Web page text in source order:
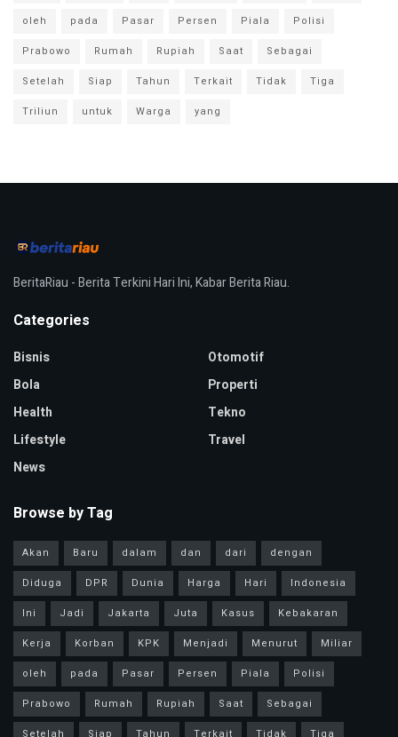
oleh
pada Pasar Persen Piala
Polisi
Prabowo
Rumah Rupiah Saat
Sebagai
Setelah
Siap Tahun Terkait Tidak
Tiga
Triliun
untuk Warga yang
BeritaRiau - Berita Terkini Hari Ini, Kabar Berita Riau.
Categories
Bisnis
Bola
Health
Lifestyle
News
Otomotif
Properti
Tekno
Travel
Browse by Tag
Akan Baru dalam dan dari
dengan
Diduga
DPR Dunia Harga Hari
Indonesia
Ini
Jadi Jakarta Juta Kasus
Kebakaran
Kerja
Korban KPK Menjadi Menurut
Miliar
oleh
pada Pasar Persen Piala
Polisi
Prabowo
Rumah Rupiah Saat
Sebagai